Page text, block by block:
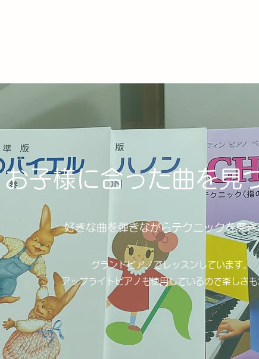
お子様に合った曲を見
好きな曲を弾きながらテクニックを磨
グランドピアノでレッスンしています。​
アップライトピアノも使用しているので楽しさ